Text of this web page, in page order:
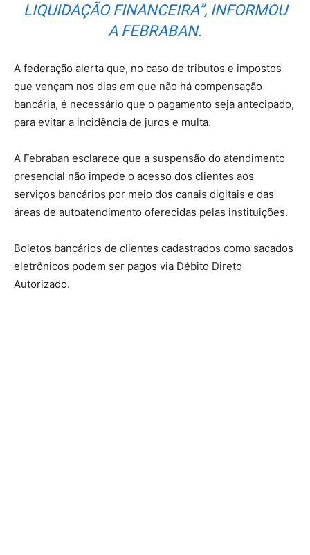
LIQUIDAÇÃO FINANCEIRA”, INFORMOU
A FEBRABAN.
A federação alerta que, no caso de tributos e impostos
que vençam nos dias em que não há compensação
bancária, é necessário que o pagamento seja antecipado,
para evitar a incidência de juros e multa.
A Febraban esclarece que a suspensão do atendimento
presencial não impede o acesso dos clientes aos
serviços bancários por meio dos canais digitais e das
áreas de autoatendimento oferecidas pelas instituições.
Boletos bancários de clientes cadastrados como sacados
eletrônicos podem ser pagos via Débito Direto
Autorizado.